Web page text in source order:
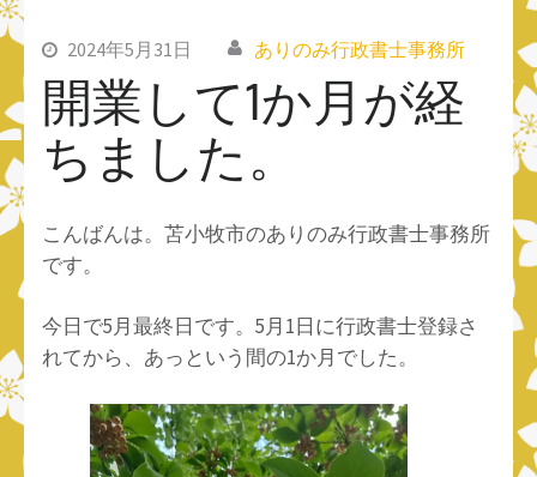
キ
ッ
プ
(Enter
押
す)
2024年5月31日 ありのみ行政書士事務所
開業して1か月が経
ちました。
こんばんは。苫小牧市のありのみ行政書士事務所
です。
今日で5月最終日です。5月1日に行政書士登録さ
れてから、あっという間の1か月でした。